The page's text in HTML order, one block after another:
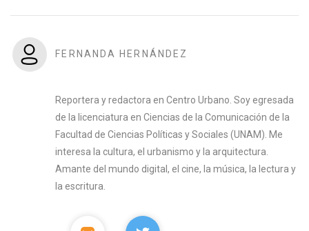
FERNANDA HERNÁNDEZ
Reportera y redactora en Centro Urbano. Soy egresada
de la licenciatura en Ciencias de la Comunicación de la
Facultad de Ciencias Políticas y Sociales (UNAM). Me
interesa la cultura, el urbanismo y la arquitectura.
Amante del mundo digital, el cine, la música, la lectura y
la escritura.